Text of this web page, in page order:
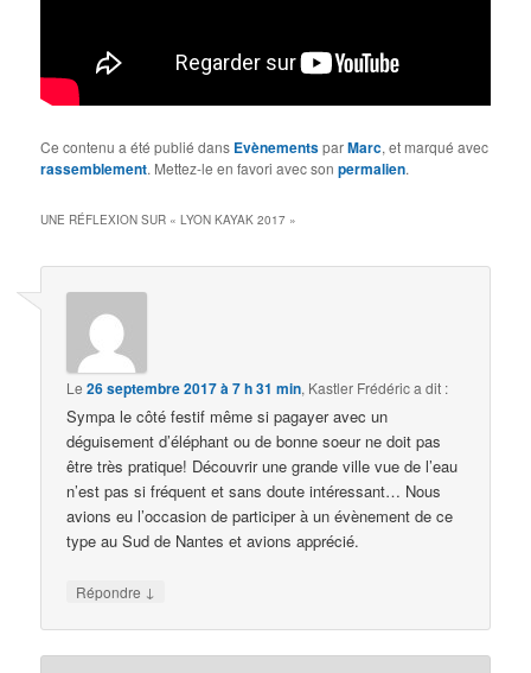
Ce contenu a été publié dans EvènementsparMarc, et marqué avec
rassemblement. Mettez-le en favori avec sonpermalien.
UNE RÉFLEXION SUR «LYON KAYAK 2017 »
Le26 septembre 2017 à 7 h 31 min, Kastler Frédérica dit :
Sympa le côté festif même si pagayer avec un
déguisement d’éléphant ou de bonne soeur ne doit pas
être très pratique! Découvrir une grande ville vue de l’eau
n’est pas si fréquent et sans doute intéressant… Nous
avions eu l’occasion de participer à un évènement de ce
type au Sud de Nantes et avions apprécié.
Répondre ↓